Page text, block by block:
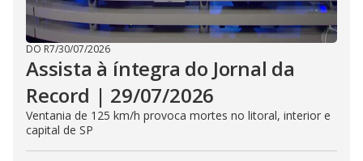
DO R7/30/07/2026
Assista à íntegra do Jornal da
Record | 29/07/2026
Ventania de 125 km/h provoca mortes no litoral, interior e
capital de SP